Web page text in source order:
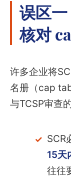
误区
核对
许多企业将
名册（cap
与TCSP审查
SCR
15天
往往